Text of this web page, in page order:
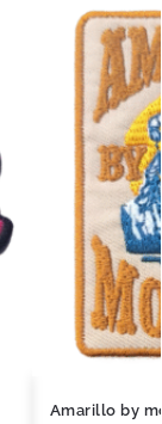
Amarillo by